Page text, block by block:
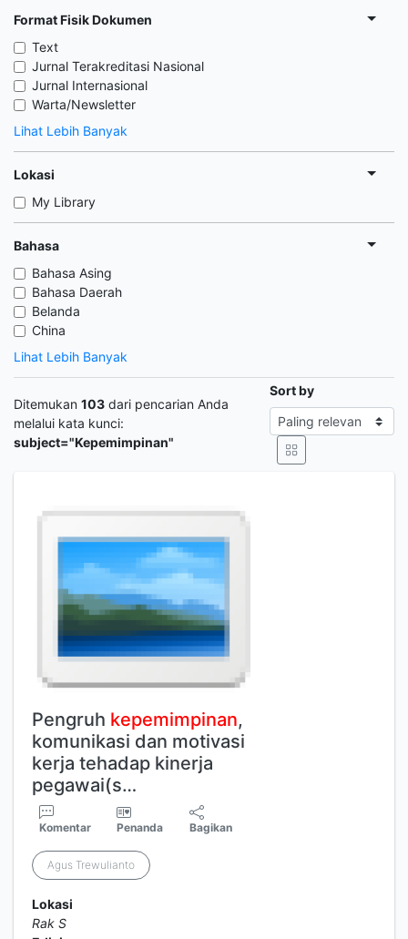
Format Fisik Dokumen
Text
Jurnal Terakreditasi Nasional
Jurnal Internasional
Warta/Newsletter
Lihat Lebih Banyak
Lokasi
My Library
Bahasa
Bahasa Asing
Bahasa Daerah
Belanda
China
Lihat Lebih Banyak
Ditemukan 103 dari pencarian Anda
melalui kata kunci:
subject="Kepemimpinan"
Sort by
Pengruh kepemimpinan,
komunikasi dan motivasi
kerja tehadap kinerja
pegawai(s…
Komentar Penanda Bagikan
Agus Trewulianto
Lokasi
Rak S